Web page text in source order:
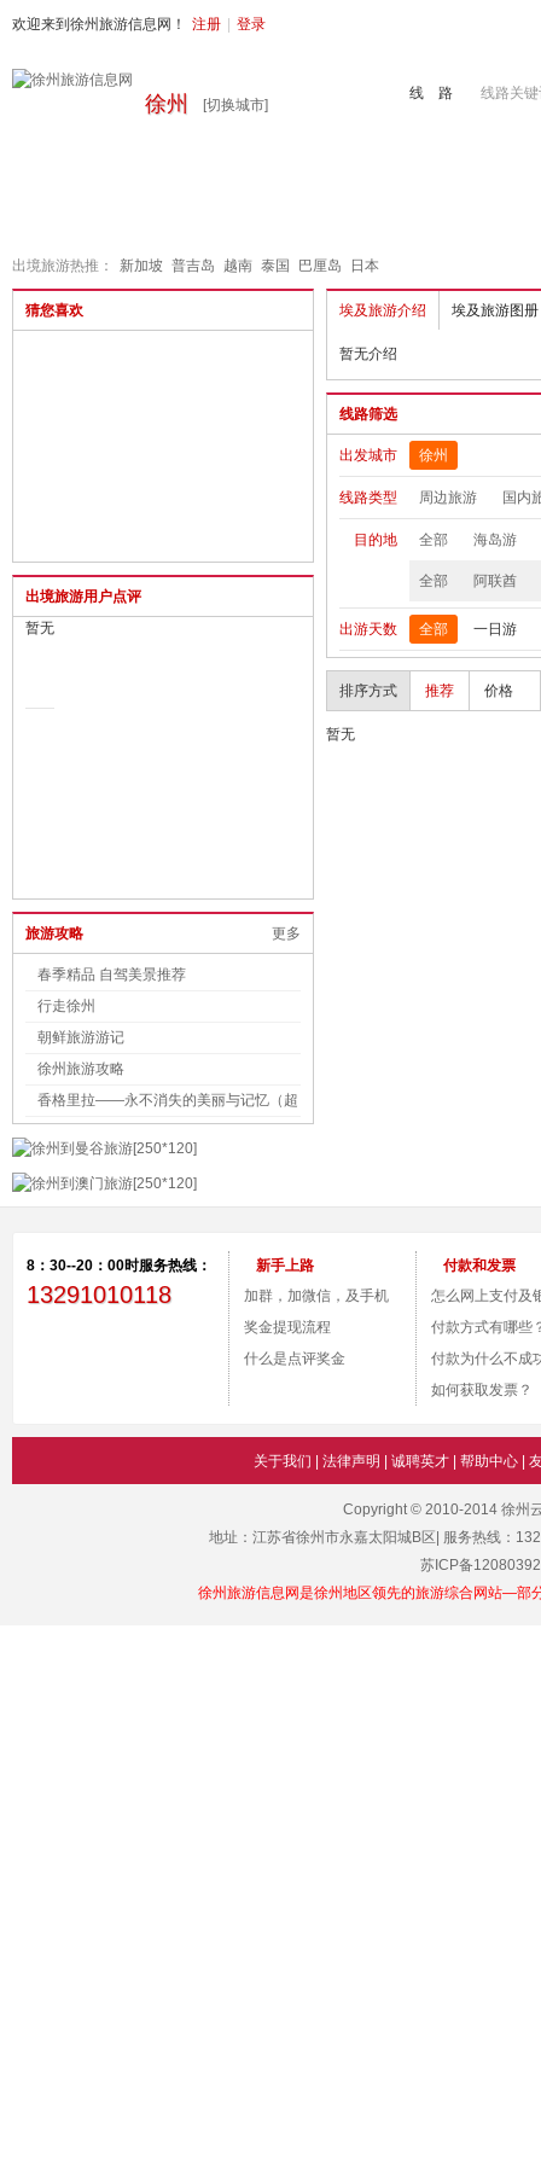
欢迎来到徐州旅游信息网！ 注册 登录
徐州 [切换城市]
线路关
线 路
出境旅游热推： 新加坡 普吉岛 越南 泰国 巴厘岛 日本
猜您喜欢
出境旅游用户点评
暂无
更多
旅游攻略
春季精品 自驾美景推荐
行走徐州
朝鲜旅游游记
徐州旅游攻略
香格里拉——永不消失的美丽与记忆（超
埃及旅游介绍 埃及旅游图册
暂无介绍
线路筛选
出发城市 徐州
线路类型 周边旅游 国内
目的地 全部 海岛游
全部 阿联酋
出游天数 全部 一日游
排序方式 推荐 价格
暂无
8：30--20：00时服务热线：
13291010118
新手上路
加群，加微信，及手机
付款。
奖金提现流程
什么是点评奖金
付款和发票
怎么网上支付及
号？
付款方式有哪些
付款为什么不成
如何获取发票？
关于我们 | 法律声明 | 诚聘英才| 帮助中心|
Copyright © 2010-2014 徐州
地址：江苏省徐州市永嘉太阳城B区| 服务热线：
苏ICP备
徐州旅游信息网是徐州地区领先的旅游综合网站—部